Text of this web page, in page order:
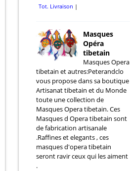
Tot. Livraison
Masques
Opéra
tibetain
Masques Opera
tibetain et autres:Peterandclo
vous propose dans sa boutique
Artisanat tibetain et du Monde
toute une collection de
Masques Opera tibetain. Ces
Masques d Opera tibetain sont
de fabrication artisanale
.Raffines et elegants , ces
masques d'opera tibetain
seront ravir ceux qui les aiment
.